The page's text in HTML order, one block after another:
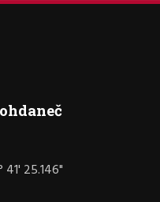
41' 25.146"